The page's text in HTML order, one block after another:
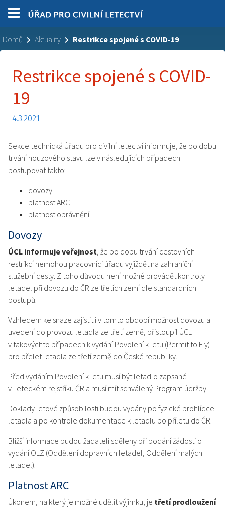
Domů Aktuality Restrikce spojené s COVID-19
Restrikce spojené s COVID-
19
4.3.2021
Sekce technická Úřadu pro civilní letectví informuje, že po dobu
trvání nouzového stavu lze v následujících případech
postupovat takto:
dovozy
platnost ARC
platnost oprávnění.
Dovozy
ÚCL informuje veřejnost, že po dobu trvání cestovních
restrikcí nemohou pracovníci úřadu vyjíždět na zahraniční
služební cesty. Z toho důvodu není možné provádět kontroly
letadel při dovozu do ČR ze třetích zemí dle standardních
postupů.
Vzhledem ke snaze zajistit i v tomto období možnost dovozu a
uvedení do provozu letadla ze třetí země, přistoupil ÚCL
v takovýchto případech k vydání Povolení k letu (Permit to Fly)
pro přelet letadla ze třetí země do České republiky.
Před vydáním Povolení k letu musí být letadlo zapsané
v Leteckém rejstříku ČR a musí mít schválený Program údržby.
Doklady letové způsobilosti budou vydány po fyzické prohlídce
letadla a po kontrole dokumentace k letadlu po příletu do ČR.
Bližší informace budou žadateli sděleny při podání žádosti o
vydání OLZ (Oddělení dopravních letadel, Oddělení malých
letadel).
Platnost ARC
Úkonem, na který je možné udělit výjimku, je třetí prodloužení